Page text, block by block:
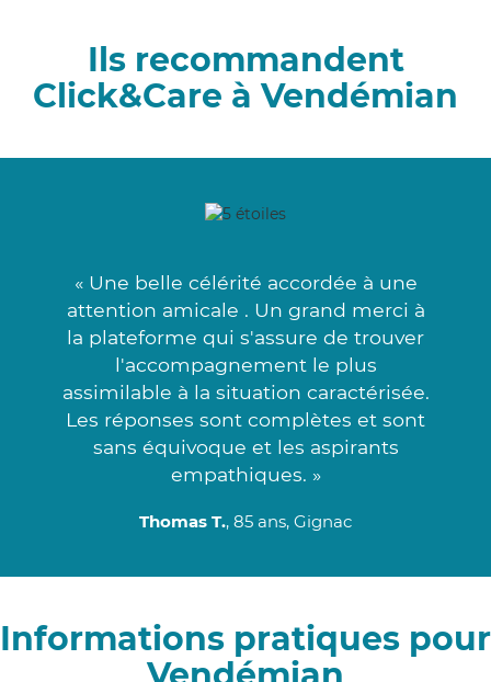
Ils recommandent
Click&Care à Vendémian
« Une belle célérité accordée à une
attention amicale . Un grand merci à
la plateforme qui s'assure de trouver
l'accompagnement le plus
assimilable à la situation caractérisée.
Les réponses sont complètes et sont
sans équivoque et les aspirants
empathiques. »
Thomas T., 85 ans, Gignac
Informations pratiques pour